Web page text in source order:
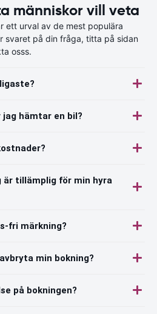
människor vill veta
ett urval av de mest populära
svaret på din fråga, titta på sidan
osss.
hämtar en bil?
är tillämplig för min hyra
fri märkning?
min bokning?
på bokningen?